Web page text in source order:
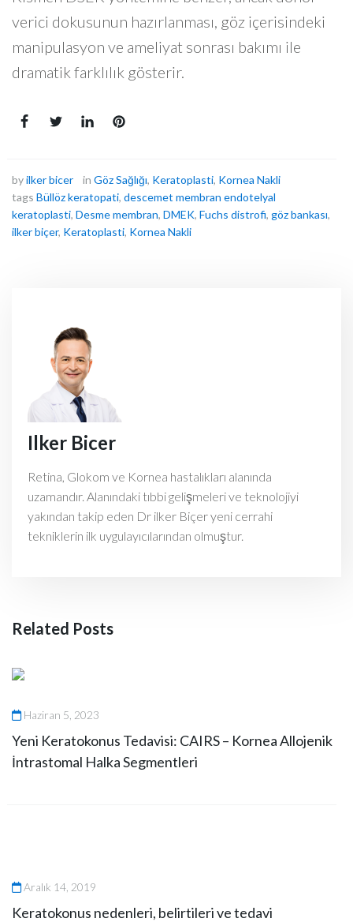
verici dokusunun hazırlanması, göz içerisindeki
manipulasyon ve ameliyat sonrası bakımı ile
dramatik farklılık gösterir.
byilker bicer in Göz Sağlığı, Keratoplasti, Kornea Nakli
tags Büllöz keratopati, descemet membran endotelyal
keratoplasti, Desme membran, DMEK, Fuchs distrofi, göz bankası,
ilker biçer, Keratoplasti, Kornea Nakli
Ilker Bicer
Retina, Glokom ve Kornea hastalıkları alanında
uzamandır. Alanındaki tıbbi gelişmeleri ve teknolojiyi
yakından takip eden Dr ilker Biçer yeni cerrahi
tekniklerin ilk uygulayıcılarından olmuştur.
Related Posts
Haziran 5, 2023
Yeni Keratokonus Tedavisi: CAIRS – Kornea Allojenik
İntrastomal Halka Segmentleri
Aralık 14, 2019
Keratokonus nedenleri, belirtileri ve tedavi